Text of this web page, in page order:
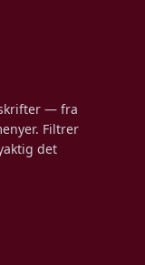
— fra
Filtrer
det